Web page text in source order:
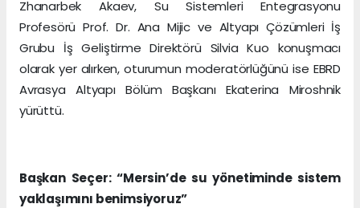
Zhanarbek Akaev, Su Sistemleri Entegrasyonu
Profesörü Prof. Dr. Ana Mijic ve Altyapı Çözümleri İş
Grubu İş Geliştirme Direktörü Silvia Kuo konuşmacı
olarak yer alırken, oturumun moderatörlüğünü ise EBRD
Avrasya Altyapı Bölüm Başkanı Ekaterina Miroshnik
yürüttü.
Başkan Seçer: “Mersin’de su yönetiminde sistem
yaklaşımını benimsiyoruz”